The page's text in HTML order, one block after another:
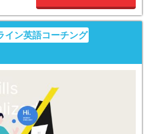
イン英語コーチング